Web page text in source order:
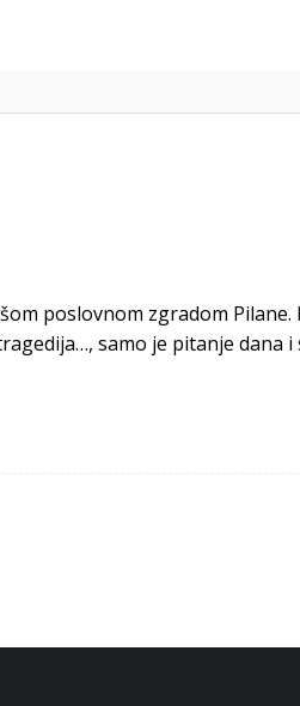
poslovnom zgradom Pilane.
samo je pitanje dana i